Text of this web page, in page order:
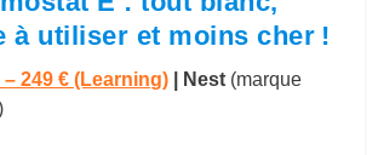
à utiliser et moins cher !
– 249 € (Learning) | Nest (marque